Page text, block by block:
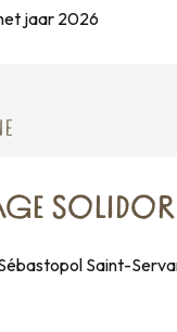
jaar 2026
SOLIDOR
Saint-